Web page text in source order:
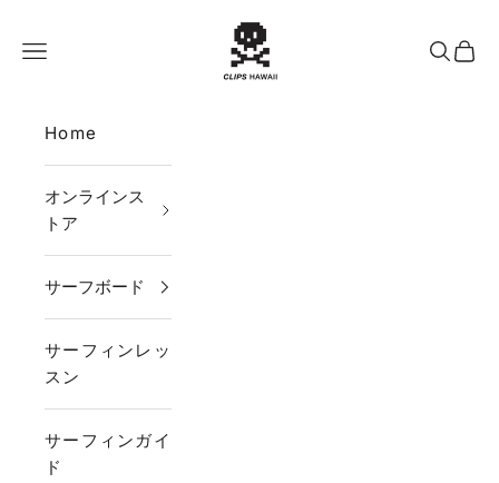
CLIPS HAWAII
メニュー
検索カー
Home
オンラインス
トア
サーフボード
サーフィンレッ
スン
サーフィンガイ
ド